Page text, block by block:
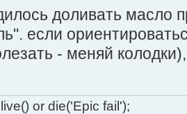
доливать масло
если
- меняй
or die('Epic fail');